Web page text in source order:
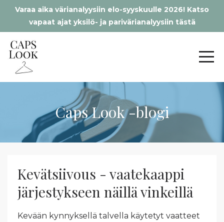
Varaa aika värianalyysiin elo-syyskuulle 2026! Katso
vapaat ajat yksilö- ja parivärianalyysiin tästä
Caps Look -blogi
Kevätsiivous - vaatekaappi
järjestykseen näillä vinkeillä
Kevään kynnyksellä talvella käytetyt vaatteet